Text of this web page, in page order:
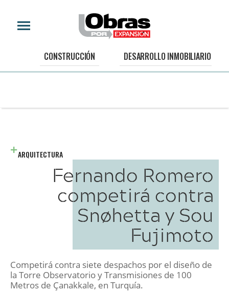
CONSTRUCCIÓN DESARROLLO INMOBILIARIO
ARQUITECTURA
Fernando Romero
competirá contra
Snøhetta y Sou
Fujimoto
Competirá contra siete despachos por el diseño de
la Torre Observatorio y Transmisiones de 100
Metros de Çanakkale, en Turquía.